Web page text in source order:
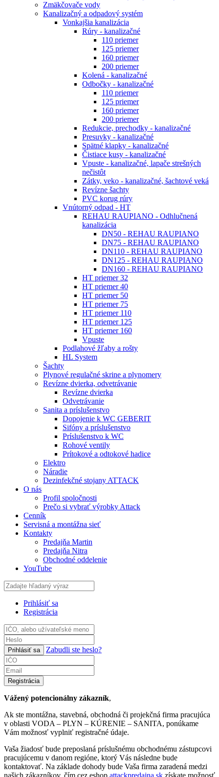
Zmäkčovače vody
Kanalizačný a odpadový systém
Vonkajšia kanalizácia
Rúry - kanalizačné
110 priemer
125 priemer
160 priemer
200 priemer
Kolená - kanalizačné
Odbočky - kanalizačné
110 priemer
125 priemer
160 priemer
200 priemer
Redukcie, prechodky - kanalizačné
Presuvky - kanalizačné
Spätné klapky - kanalizačné
Čistiace kusy - kanalizačné
Vpuste - kanalizačné, lapače strešných
nečistôt
Zátky, veko - kanalizačné, šachtové veká
Revízne šachty
PVC korug rúry
Vnútorný odpad - HT
REHAU RAUPIANO - Odhlučnená
kanalizácia
DN50 - REHAU RAUPIANO
DN75 - REHAU RAUPIANO
DN110 - REHAU RAUPIANO
DN125 - REHAU RAUPIANO
DN160 - REHAU RAUPIANO
HT priemer 32
HT priemer 40
HT priemer 50
HT priemer 75
HT priemer 110
HT priemer 125
HT priemer 160
Vpuste
Podlahové žľaby a rošty
HL System
Šachty
Plynové regulačné skrine a plynomery
Revízne dvierka, odvetrávanie
Revízne dvierka
Odvetrávanie
Sanita a príslušenstvo
Dopojenie k WC GEBERIT
Sifóny a príslušenstvo
Príslušenstvo k WC
Rohové ventily
Prítokové a odtokové hadice
Elektro
Náradie
Dezinfekčné stojany ATTACK
O nás
Profil spoločnosti
Prečo si vybrať výrobky Attack
Cenník
Servisná a montážna sieť
Kontakty
Predajňa Martin
Predajňa Nitra
Obchodné oddelenie
YouTube
Prihlásiť sa
Registrácia
Prihlásiť sa Zabudli ste heslo?
Registrácia
Vážený potencionálny zákazník,
Ak ste montážna, stavebná, obchodná či projekčná firma pracujúca
v oblasti VODA – PLYN – KÚRENIE – SANITA, ponúkame
Vám možnosť vyplniť registračné údaje.
Vaša žiadosť bude preposlaná príslušnému obchodnému zástupcovi
pracujúcemu v danom regióne, ktorý Vás následne bude
kontaktovať. Na základe dohody bude Vaša firma zaradená medzi
našich zákazníkov, čím cez eshop attackpredajna.sk získate možnosť